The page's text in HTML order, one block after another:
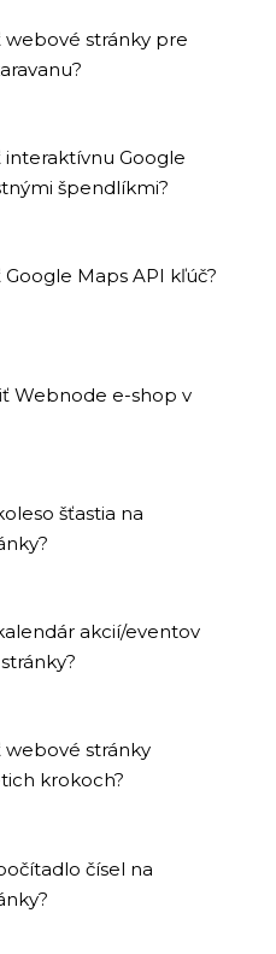
webové stránky pre
interaktívnu Google
špendlíkmi?
Maps API kľúč?
Webnode e-shop v
šťastia na
akcií/eventov
webové stránky
krokoch?
čísel na